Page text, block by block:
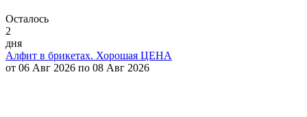
Осталось
2
дня
Алфит в брикетах. Хорошая ЦЕНА
от 06 Авг 2026 по 08 Авг 2026